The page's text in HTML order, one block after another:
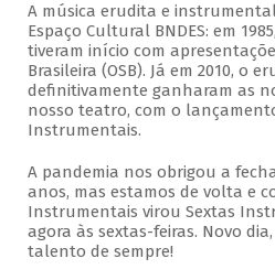
A música erudita e
Espaço Cultural BNDES: em
tiveram início com
Brasileira (OSB). Já em 2010, o
definitivamente ganharam as
nosso teatro, com o
Instrumentais.
A pandemia nos obrigou a
anos, mas estamos de volta e
Instrumentais virou Sextas
agora às sextas-feiras. Novo
talento de sempre!